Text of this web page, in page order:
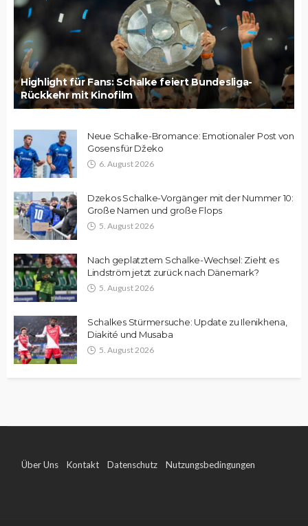
Highlight für Fans: Schalke feiert Bundesliga-
Rückkehr mit Kinofilm
Neue Schalke-Bromance: Emotionaler Post von
Gosens für Džeko
6. August 2026
Dzekos Schalke-Vorgänger mit der Nummer 10:
Große Namen und große Flops
5. August 2026
Nach geplatztem Schalke-Wechsel: Zieht es
Lindström jetzt zurück nach Dänemark?
5. August 2026
Schalkes Stürmersuche: Update zu Ilenikhena,
Diakité und Musaba
5. August 2026
Über Uns Kontakt Datenschutz Nutzungsbedingungen